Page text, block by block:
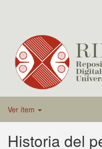
Ver ítem
Historia del